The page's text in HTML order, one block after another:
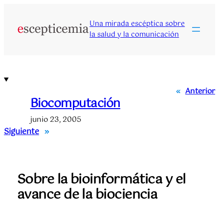
contenido
Una mirada escéptica sobre
la salud y la comunicación
« Anterior
Biocomputación
junio 23, 2005
Siguiente »
Sobre la bioinformática y el
avance de la biociencia